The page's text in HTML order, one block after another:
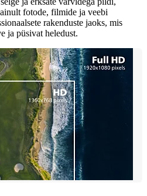
fotode, filmide ja veebi
rakenduste jaoks, mis
ja püsivat heledust.